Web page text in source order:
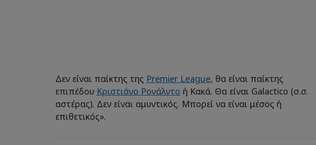
Δεν είναι παίκτης της Premier League, θα είναι παίκτης
επιπέδου Κριστιάνο Ρονάλντο ή Κακά. Θα είναι Galactico (σ.σ.
αστέρας). Δεν είναι αμυντικός. Μπορεί να είναι μέσος ή
επιθετικός».